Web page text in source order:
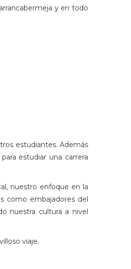
y en todo
estudiantes. Además
estudiar una carrera
nuestro enfoque en la
como embajadores del
nuestra cultura a nivel
viaje.